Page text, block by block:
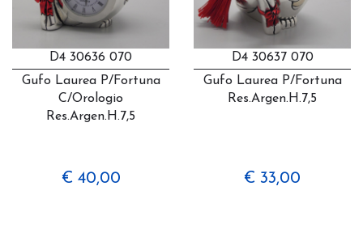
D4 30636 070
Gufo Laurea P/fortuna
C/orologio
Res.argen.h.7,5
€ 40,00
D4 30637 070
Gufo Laurea P/fortuna
Res.argen.h.7,5
€ 33,00